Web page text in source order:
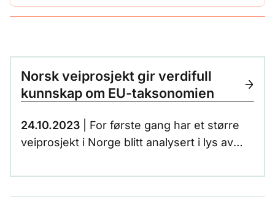
Norsk veiprosjekt gir verdifull
kunnskap om EU-taksonomien
24.10.2023 | For første gang har et større
veiprosjekt i Norge blitt analysert i lys av
viktig kunnskap om fremtidens økonomiske
virkelighet i det europeiske markedet.